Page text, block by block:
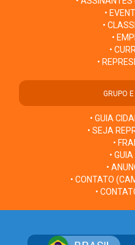
•
•
•
•
•
GRUPO
• GUIA
• SEJA
•
•
•
• CONTATO
•